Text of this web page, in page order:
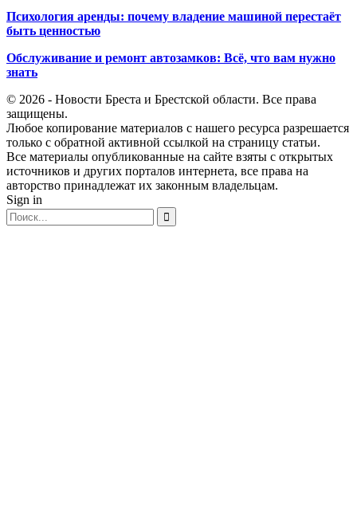
Психология аренды: почему владение машиной перестаёт
быть ценностью
Обслуживание и ремонт автозамков: Всё, что вам нужно
знать
© 2026 - Новости Бреста и Брестской области. Все права
защищены.
Любое копирование материалов с нашего ресурса разрешается
только с обратной активной ссылкой на страницу статьи.
Все материалы опубликованные на сайте взяты с открытых
источников и других порталов интернета, все права на
авторство принадлежат их законным владельцам.
Sign in